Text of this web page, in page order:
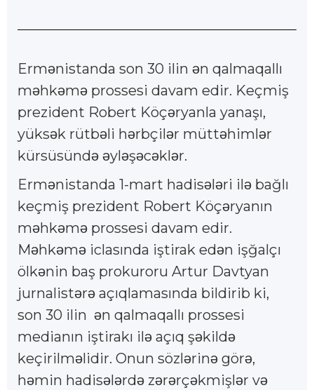
Ermənistanda son 30 ilin ən qalmaqallı
məhkəmə prossesi davam edir. Keçmiş
prezident Robert Köçəryanla yanaşı,
yüksək rütbəli hərbçilər müttəhimlər
kürsüsündə əyləşəcəklər.
Ermənistanda 1-mart hadisələri ilə bağlı
keçmiş prezident Robert Köçəryanın
məhkəmə prossesi davam edir.
Məhkəmə iclasında iştirak edən işğalçı
ölkənin baş prokuroru Artur Davtyan
jurnalistərə açıqlamasında bildirib ki,
son 30 ilin ən qalmaqallı prossesi
medianın iştirakı ilə açıq şəkildə
keçirilməlidir. Onun sözlərinə görə,
həmin hadisələrdə zərərçəkmişlər və